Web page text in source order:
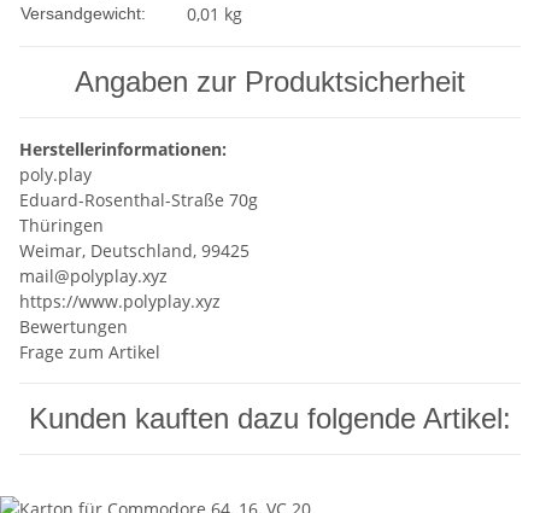
Versandgewicht: 0,01 kg
Angaben zur Produktsicherheit
Herstellerinformationen:
poly.play
Eduard-Rosenthal-Straße 70g
Thüringen
Weimar, Deutschland, 99425
mail@polyplay.xyz
https://www.polyplay.xyz
Bewertungen
Frage zum Artikel
Kunden kauften dazu folgende Artikel: